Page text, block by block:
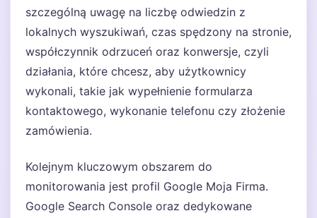
szczególną uwagę na liczbę odwiedzin z
lokalnych wyszukiwań, czas spędzony na stronie,
współczynnik odrzuceń oraz konwersje, czyli
działania, które chcesz, aby użytkownicy
wykonali, takie jak wypełnienie formularza
kontaktowego, wykonanie telefonu czy złożenie
zamówienia.
Kolejnym kluczowym obszarem do
monitorowania jest profil Google Moja Firma.
Google Search Console oraz dedykowane